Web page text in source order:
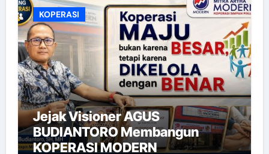
KOPERASI
Jejak Visioner AGUS
BUDIANTORO Membangun
KOPERASI MODERN